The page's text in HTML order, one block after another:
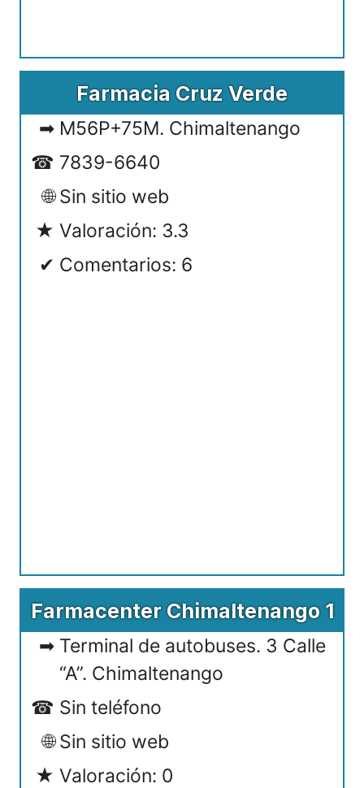
Farmacia Cruz Verde
M56P+75M. Chimaltenango
7839-6640
Sin sitio web
Valoración: 3.3
Comentarios: 6
Farmacenter Chimaltenango 1
Terminal de autobuses. 3 Calle
“A”. Chimaltenango
Sin teléfono
Sin sitio web
Valoración: 0